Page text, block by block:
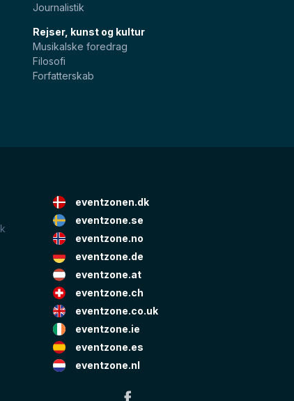
Journalistik
Rejser, kunst og kultur
Musikalske foredrag
Filosofi
Forfatterskab
eventzonen.dk
eventzone.se
eventzone.no
eventzone.de
eventzone.at
eventzone.ch
eventzone.co.uk
eventzone.ie
eventzone.es
eventzone.nl